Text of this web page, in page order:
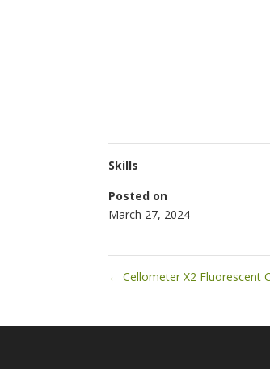
Skills
Posted on
March 27, 2024
← Cellometer X2 Fluorescent